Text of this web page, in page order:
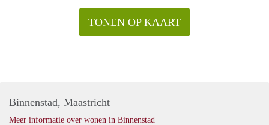
TONEN OP KAART
Binnenstad, Maastricht
Meer informatie over wonen in Binnenstad